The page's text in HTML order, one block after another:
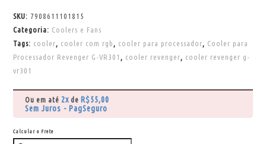
SKU: 7908611101815
Categoria: Coolers e Fans
Tags: cooler, cooler com rgb , cooler para processador, Cooler para
Processador Revenger G-VR301 , cooler revenger, cooler revenger g-
vr301
Ou em até 2x de R$55,00
Sem Juros - PagSeguro
Calcular o Frete